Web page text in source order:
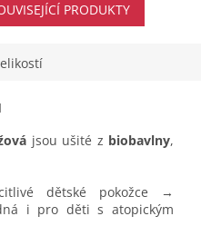
PRODUKTY
jsou ušité z biobavlny,
dětské pokožce →
i pro děti s atopickým